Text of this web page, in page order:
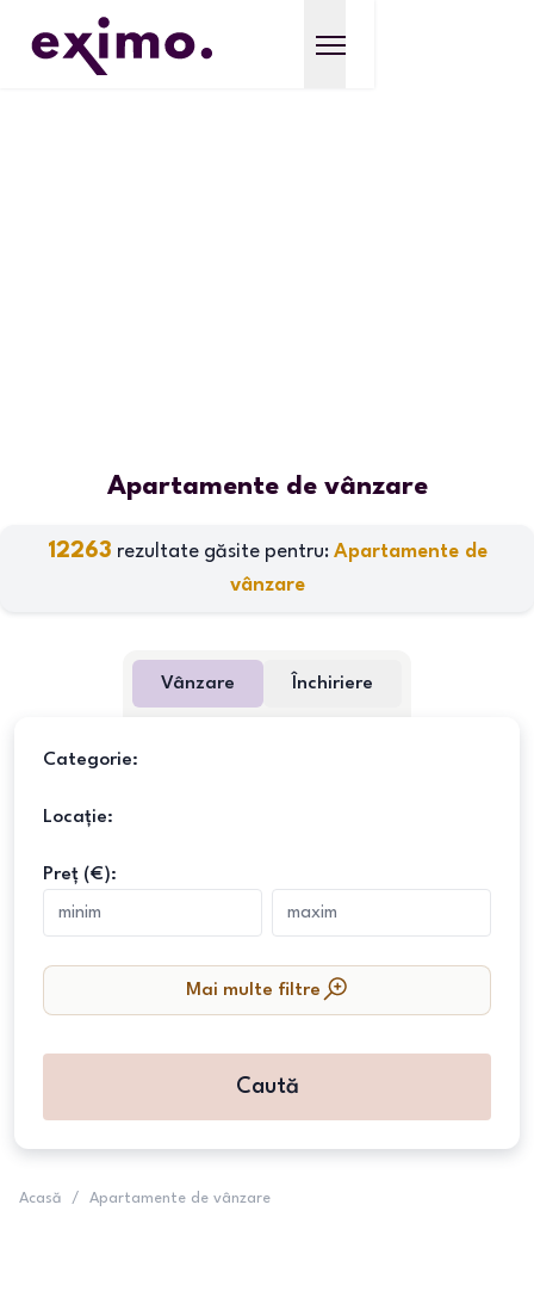
Apartamente de vânzare
12263 rezultate găsite pentru: Apartamente de
vânzare
Vânzare Închiriere
Categorie:
Locație:
Preț (€):
Mai multe filtre
Caută
Acasă / Apartamente de vânzare